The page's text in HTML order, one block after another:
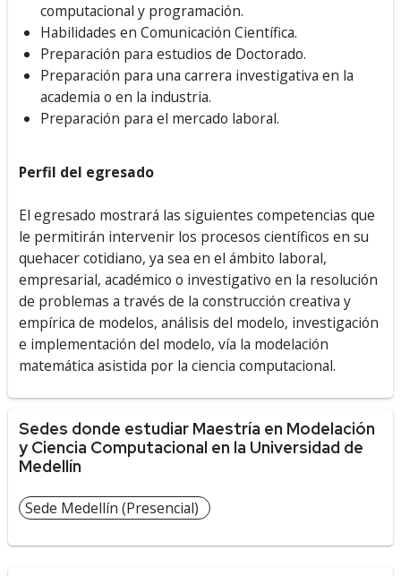
computacional y programación.
Habilidades en Comunicación Científica.
Preparación para estudios de Doctorado.
Preparación para una carrera investigativa en la
academia o en la industria.
Preparación para el mercado laboral.
Perfil del egresado
El egresado mostrará las siguientes competencias que
le permitirán intervenir los procesos científicos en su
quehacer cotidiano, ya sea en el ámbito laboral,
empresarial, académico o investigativo en la resolución
de problemas a través de la construcción creativa y
empírica de modelos, análisis del modelo, investigación
e implementación del modelo, vía la modelación
matemática asistida por la ciencia computacional.
Sedes donde estudiar Maestría en Modelación
y Ciencia Computacional en la Universidad de
Medellín
Sede Medellín (Presencial)